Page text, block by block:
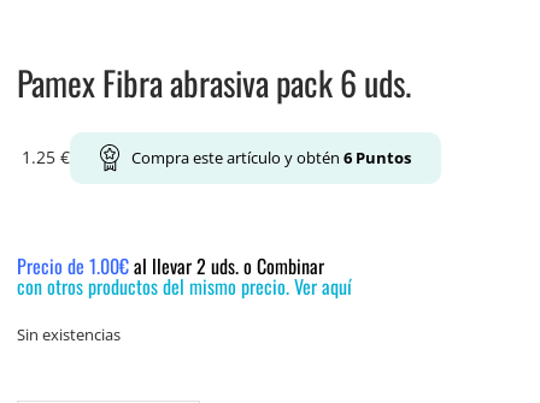
Pamex Fibra abrasiva pack 6 uds.
1.25 € Compra este artículo y obtén 6Puntos
Precio de 1.00€al llevar 2 uds. o Combinar
con otros productos del mismo precio. Ver aquí
Sin existencias